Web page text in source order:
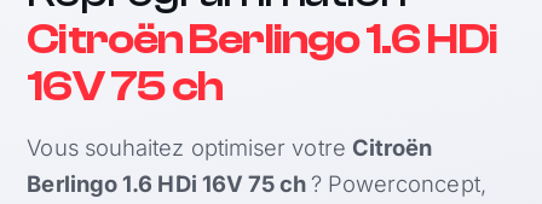
Citroën Berlingo 1.6 HDi
16V 75 ch
Vous souhaitez optimiser votre Citroën
Berlingo 1.6 HDi 16V 75 ch ? Powerconcept,